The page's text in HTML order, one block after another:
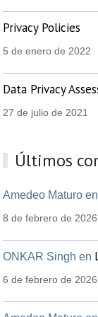
Privacy Policies
5 de enero de 2022
Data Privacy
27 de julio de 2021
Últimos
Amedeo Maturo en
8 de febrero de 2026
ONKAR Singh en
6 de febrero de 2026